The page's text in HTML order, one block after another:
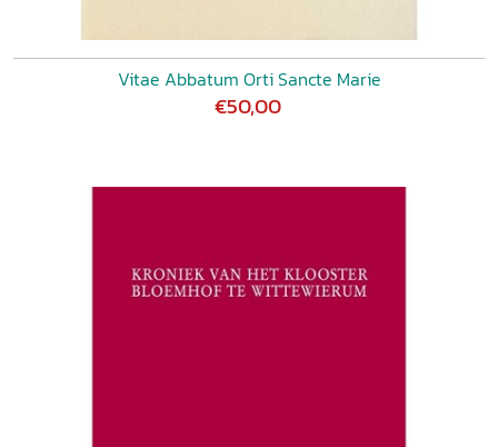
Vitae Abbatum Orti Sancte Marie
€50,00